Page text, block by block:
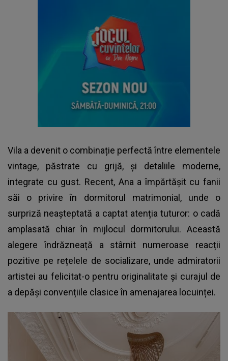
Vila a devenit o combinație perfectă între elementele
vintage, păstrate cu grijă, și detaliile moderne,
integrate cu gust. Recent, Ana a împărtășit cu fanii
săi o privire în dormitorul matrimonial, unde o
surpriză neașteptată a captat atenția tuturor: o cadă
amplasată chiar în mijlocul dormitorului. Această
alegere îndrăzneață a stârnit numeroase reacții
pozitive pe rețelele de socializare, unde admiratorii
artistei au felicitat-o pentru originalitate și curajul de
a depăși convențiile clasice în amenajarea locuinței.